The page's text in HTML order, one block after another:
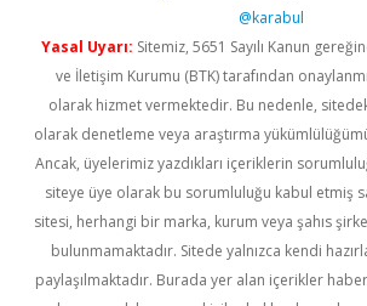
@karabul
Yasal Uyarı: Sitemiz, 5651 Sayılı Kanun
ve İletişim Kurumu (BTK) tarafından
olarak hizmet vermektedir. Bu nedenle,
olarak denetleme veya araştırma
Ancak, üyelerimiz yazdıkları içeriklerin
siteye üye olarak bu sorumluluğu kabul etmiş
sitesi, herhangi bir marka, kurum veya şahıs
bulunmamaktadır. Sitede yalnızca kendi
paylaşılmaktadır. Burada yer alan içerikler